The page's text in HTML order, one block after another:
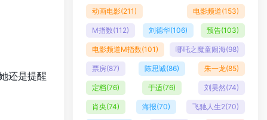
还是提醒
动画电影(211) 电影频道(153)
M指数(112) 刘德华(106) 预告(103)
电影频道M指数(101) 哪吒之魔童闹海(98)
票房(87) 陈思诚(86) 朱一龙(85)
定档(76) 于适(76) 刘昊然(74)
肖央(74) 海报(70) 飞驰人生2(70)